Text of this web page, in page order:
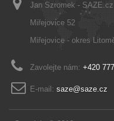
Jan Szromek - SAZE.cz
Miřejovice 52
Miřejovice - okres
Zavolejte nám: +420
E-mail: saze@saze.cz